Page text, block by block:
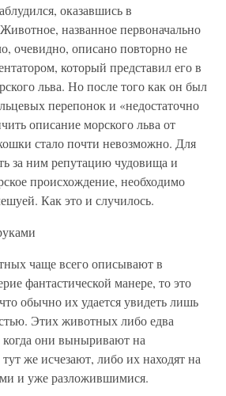
оказавшись в
названное первоначально
очевидно, описано повторно не
который представил его в
льва. Но после того как он был
перепонок и «недостаточно
описание морского льва от
стало почти невозможно. Для
за ним репутацию чудовища и
происхождение, необходимо
Как это и случилось.
чаще всего описывают в
фантастической манере, то это
обычно их удается увидеть лишь
Этих животных либо едва
когда они выныривают на
же исчезают, либо их находят на
и уже разложившимися.